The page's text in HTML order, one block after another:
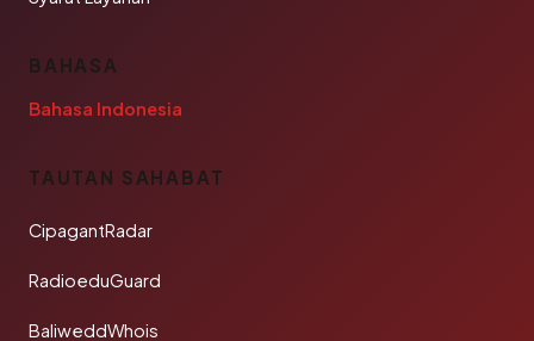
BAHASA
Bahasa Indonesia
TAUTAN SAHABAT
CipagantRadar
RadioeduGuard
BaliweddWhois